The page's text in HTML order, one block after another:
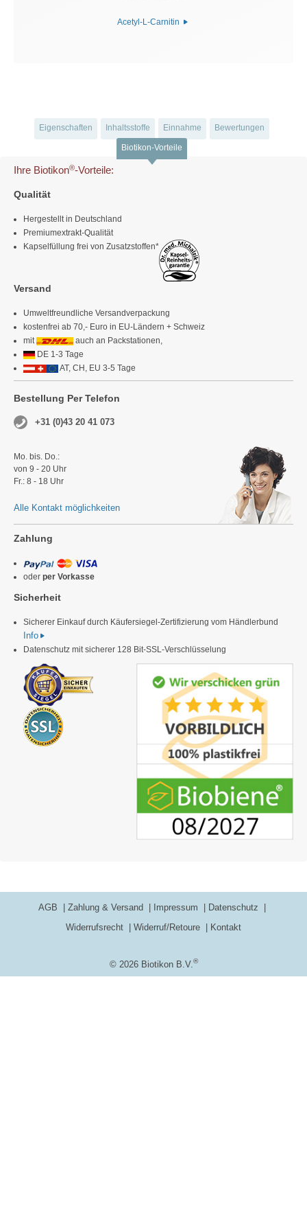
Acetyl-L-Carnitin
Eigenschaften Inhaltsstoffe Einnahme Bewertungen
Biotikon-Vorteile
Ihre Biotikon®-Vorteile:
Qualität
Hergestellt in Deutschland
Premiumextrakt-Qualität
Kapselfüllung frei von Zusatzstoffen*
Versand
Umweltfreundliche Versandverpackung
kostenfrei ab 70,- Euro in EU-Ländern + Schweiz
mit
auch an Packstationen,
DE 1-3 Tage
AT, CH, EU 3-5 Tage
Bestellung Per Telefon
+31 (0)43 20 41 073
Mo. bis. Do.:
von 9 - 20 Uhr
Fr.: 8 - 18 Uhr
Alle Kontakt möglichkeiten
Zahlung
oder per Vorkasse
Sicherheit
Sicherer Einkauf durch Käufersiegel-Zertifizierung vom Händlerbund
Info
Datenschutz mit sicherer 128 Bit-SSL-Verschlüsselung
© 2026 Biotikon B.V.®
AGB Zahlung & Versand Impressum
Datenschutz
Widerrufsrecht
Widerruf/Retoure Kontakt